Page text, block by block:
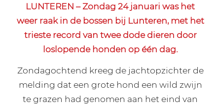
LUNTEREN – Zondag 24 januari was het
weer raak in de bossen bij Lunteren, met het
trieste record van twee dode dieren door
loslopende honden op één dag.
Zondagochtend kreeg de jachtopzichter de
melding dat een grote hond een wild zwijn
te grazen had genomen aan het eind van